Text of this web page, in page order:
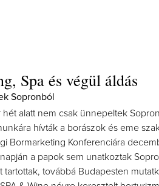
Spa és végül áldás
Sopronból
hét alatt nem csak ünnepeltek
hívták a borászok és eme
Bormarketing Konferenciára
a papok sem unatkoztak
tartottak, továbbá Budapesten